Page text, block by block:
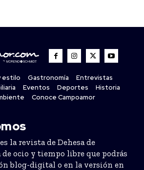
estilo Gastronomía
Entrevistas
Eventos Deportes
Historia
Conoce Campoamor
la revista de Dehesa de
de ocio y tiempo libre que podrás
blog-digital o en la versión en